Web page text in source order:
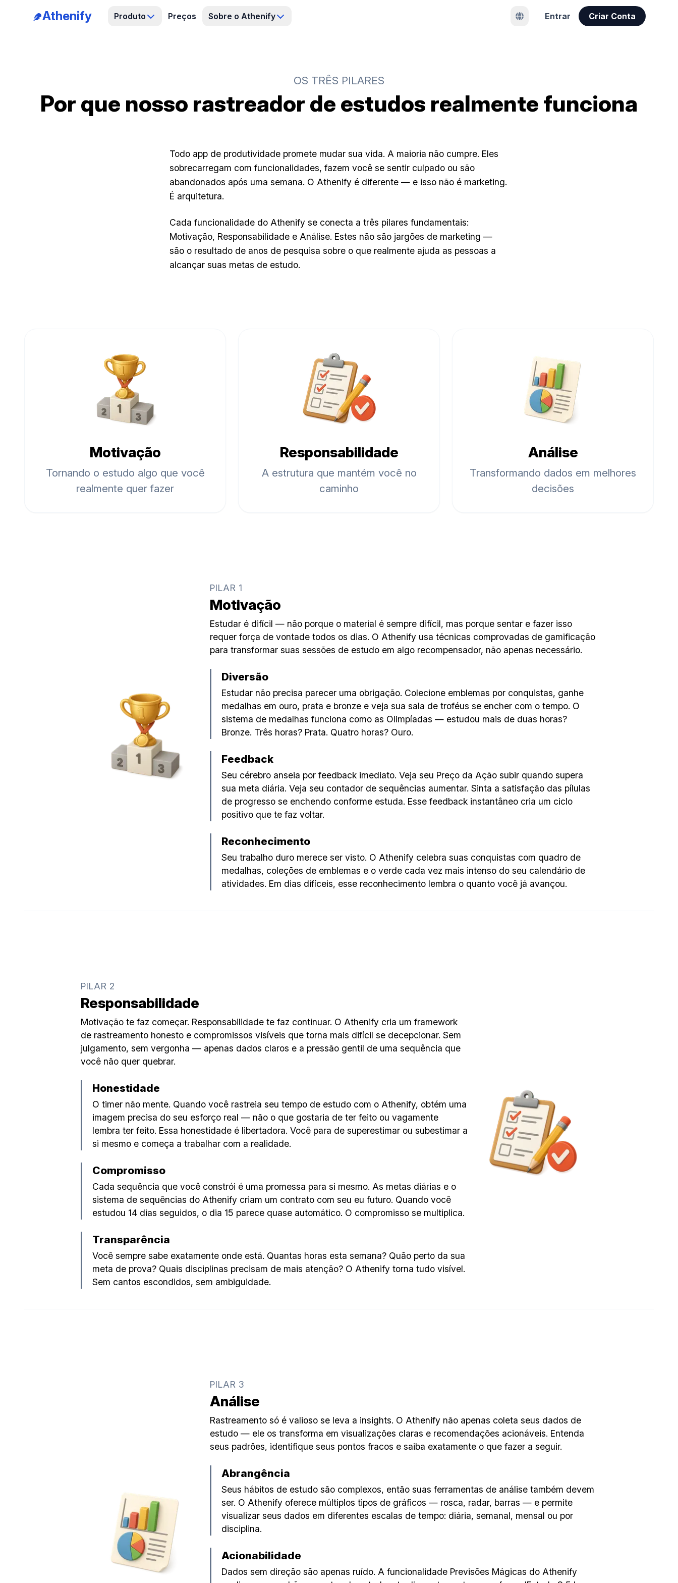
Athenify Produto Preços Sobre o Athenify Entrar Criar Conta
OS TRÊS PILARES
Por que nosso rastreador de estudos realmente funciona
Todo app de produtividade promete mudar sua vida. A maioria não cumpre. Eles
sobrecarregam com funcionalidades, fazem você se sentir culpado ou são
abandonados após uma semana. O Athenify é diferente — e isso não é marketing.
É arquitetura.
Cada funcionalidade do Athenify se conecta a três pilares fundamentais:
Motivação, Responsabilidade e Análise. Estes não são jargões de marketing —
são o resultado de anos de pesquisa sobre o que realmente ajuda as pessoas a
alcançar suas metas de estudo.
Motivação
Tornando o estudo algo que você
realmente quer fazer
Responsabilidade
A estrutura que mantém você no
caminho
Análise
Transformando dados em melhores
decisões
PILAR 1
Motivação
Estudar é difícil — não porque o material é sempre difícil, mas porque sentar e fazer isso
requer força de vontade todos os dias. O Athenify usa técnicas comprovadas de gamificação
para transformar suas sessões de estudo em algo recompensador, não apenas necessário.
Diversão
Estudar não precisa parecer uma obrigação. Colecione emblemas por conquistas, ganhe
medalhas em ouro, prata e bronze e veja sua sala de troféus se encher com o tempo. O
sistema de medalhas funciona como as Olimpíadas — estudou mais de duas horas?
Bronze. Três horas? Prata. Quatro horas? Ouro.
Feedback
Seu cérebro anseia por feedback imediato. Veja seu Preço da Ação subir quando supera
sua meta diária. Veja seu contador de sequências aumentar. Sinta a satisfação das pílulas
de progresso se enchendo conforme estuda. Esse feedback instantâneo cria um ciclo
positivo que te faz voltar.
Reconhecimento
Seu trabalho duro merece ser visto. O Athenify celebra suas conquistas com quadro de
medalhas, coleções de emblemas e o verde cada vez mais intenso do seu calendário de
atividades. Em dias difíceis, esse reconhecimento lembra o quanto você já avançou.
PILAR 2
Responsabilidade
Motivação te faz começar. Responsabilidade te faz continuar. O Athenify cria um framework
de rastreamento honesto e compromissos visíveis que torna mais difícil se decepcionar. Sem
julgamento, sem vergonha — apenas dados claros e a pressão gentil de uma sequência que
você não quer quebrar.
Honestidade
O timer não mente. Quando você rastreia seu tempo de estudo com o Athenify, obtém uma
imagem precisa do seu esforço real — não o que gostaria de ter feito ou vagamente
lembra ter feito. Essa honestidade é libertadora. Você para de superestimar ou subestimar a
si mesmo e começa a trabalhar com a realidade.
Compromisso
Cada sequência que você constrói é uma promessa para si mesmo. As metas diárias e o
sistema de sequências do Athenify criam um contrato com seu eu futuro. Quando você
estudou 14 dias seguidos, o dia 15 parece quase automático. O compromisso se multiplica.
Transparência
Você sempre sabe exatamente onde está. Quantas horas esta semana? Quão perto da sua
meta de prova? Quais disciplinas precisam de mais atenção? O Athenify torna tudo visível.
Sem cantos escondidos, sem ambiguidade.
PILAR 3
Análise
Rastreamento só é valioso se leva a insights. O Athenify não apenas coleta seus dados de
estudo — ele os transforma em visualizações claras e recomendações acionáveis. Entenda
seus padrões, identifique seus pontos fracos e saiba exatamente o que fazer a seguir.
Abrangência
Seus hábitos de estudo são complexos, então suas ferramentas de análise também devem
ser. O Athenify oferece múltiplos tipos de gráficos — rosca, radar, barras — e permite
visualizar seus dados em diferentes escalas de tempo: diária, semanal, mensal ou por
disciplina.
Acionabilidade
Dados sem direção são apenas ruído. A funcionalidade Previsões Mágicas do Athenify